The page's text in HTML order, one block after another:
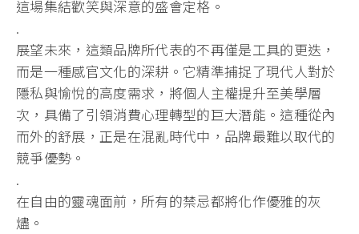
這場集結歡笑與深意的盛會定格。
.
展望未來，這類品牌所代表的不再僅是工具的更迭，
而是一種感官文化的深耕。 它精準捕捉了現代人對於
隱私與愉悅的高度需求， 將個人主權提升至美學層
次，具備了引領消費心理轉型的巨大潛能。 這種從內
而外的舒展，正是在混亂時代中， 品牌最難以取代的
競爭優勢。
.
在自由的靈魂面前，所有的禁忌都將化作優雅的灰
燼。